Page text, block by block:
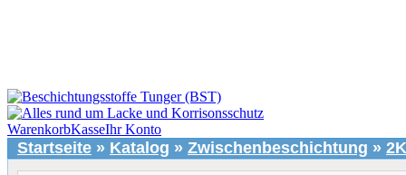
WarenkorbKasseIhr Konto
Startseite » Katalog » Zwischenbeschichtung »